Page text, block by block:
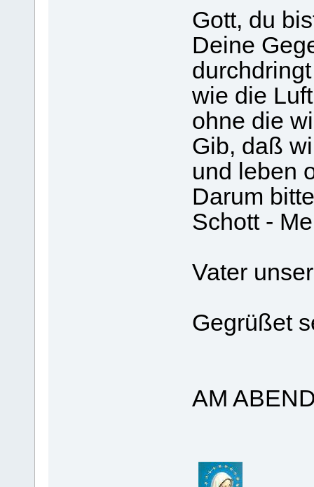
Gott, du
Deine
wie die
ohne die
Gib, daß
und leben
Darum
Schott -
Vater
Gegrüßet
AM